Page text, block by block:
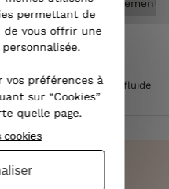
fluide femme
femme >Pantalon fluide
effet déchiré
permettant de
vous offrir une
vos préférences à
sur “Cookies”
quelle page.
cookies